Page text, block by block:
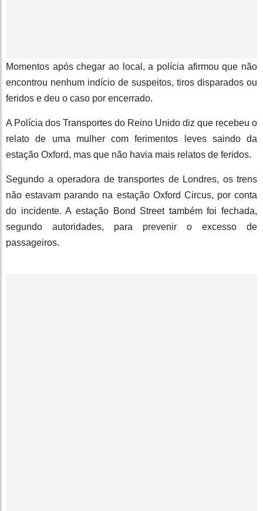
Momentos após chegar ao local, a polícia afirmou que não
encontrou nenhum indício de suspeitos, tiros disparados ou
feridos e deu o caso por encerrado.
A Polícia dos Transportes do Reino Unido diz que recebeu o
relato de uma mulher com ferimentos leves saindo da
estação Oxford, mas que não havia mais relatos de feridos.
Segundo a operadora de transportes de Londres, os trens
não estavam parando na estação Oxford Circus, por conta
do incidente. A estação Bond Street também foi fechada,
segundo autoridades, para prevenir o excesso de
passageiros.